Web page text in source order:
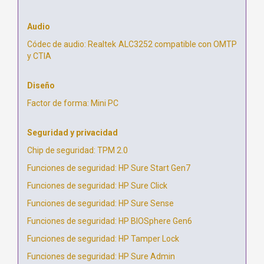
Audio
Códec de audio: Realtek ALC3252 compatible con OMTP
y CTIA
Diseño
Factor de forma: Mini PC
Seguridad y privacidad
Chip de seguridad: TPM 2.0
Funciones de seguridad: HP Sure Start Gen7
Funciones de seguridad: HP Sure Click
Funciones de seguridad: HP Sure Sense
Funciones de seguridad: HP BIOSphere Gen6
Funciones de seguridad: HP Tamper Lock
Funciones de seguridad: HP Sure Admin